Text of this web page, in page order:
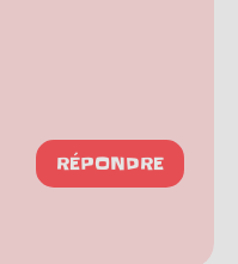
réactions
RÉPONDRE